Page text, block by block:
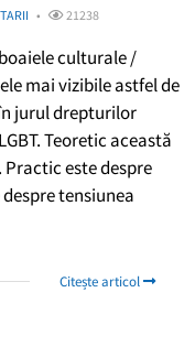
21238
culturale /
mai vizibile astfel de
jurul drepturilor
Teoretic această
este despre
tensiunea
Citește articol